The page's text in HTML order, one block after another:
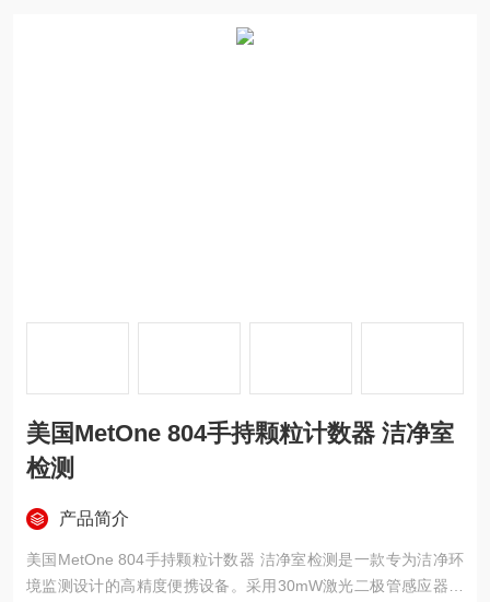
美国MetOne 804手持颗粒计数器 洁净室
检测
产品简介
美国MetOne 804手持颗粒计数器 洁净室检测是一款专为洁净环
境监测设计的高精度便携设备。采用30mW激光二极管感应器，